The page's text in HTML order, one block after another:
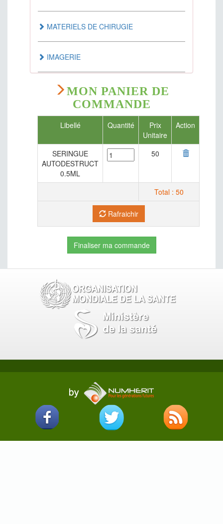
MEDICAMENTS DU TUBE DIGESTIF
MEDICAMENTS ET PRODUITS POUR LA
DYALISE
PLANIFICATION FAMILIALE
PREPARATIONS IMMUNOLOGIQUES
PREPRATIONS UTILISEES EN
SOLUTES
SOLVANTS
VITAMINES ET SELS MINERAUX
MATERIELS DE CHIRUGIE
IMAGERIE
DENTAIRE
LABORATOIRE
MATERIELS DIVERS
MEDICAMENTS DIVERS
MON PANIER DE
COMMANDE
Libellé Quantité
Prix
Unitaire
Action
SERINGUE
AUTODESTRUCT
0.5ML
50
Total : 50
Rafraichir
Finaliser ma commande